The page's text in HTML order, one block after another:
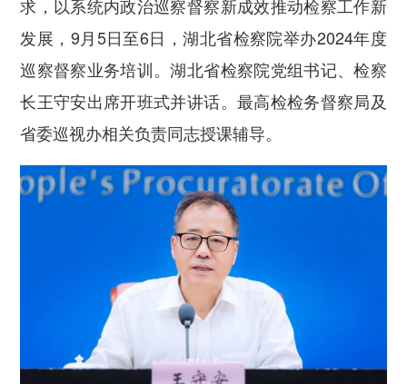
求，以系统内政治巡察督察新成效推动检察工作新
发展， 9月5日至6日，湖北省检察院举办2024年度
巡察督察业务培训。湖北省检察院党组书记、检察
长王守安出席开班式并讲话。最高检检务督察局及
省委巡视办相关负责同志授课辅导。